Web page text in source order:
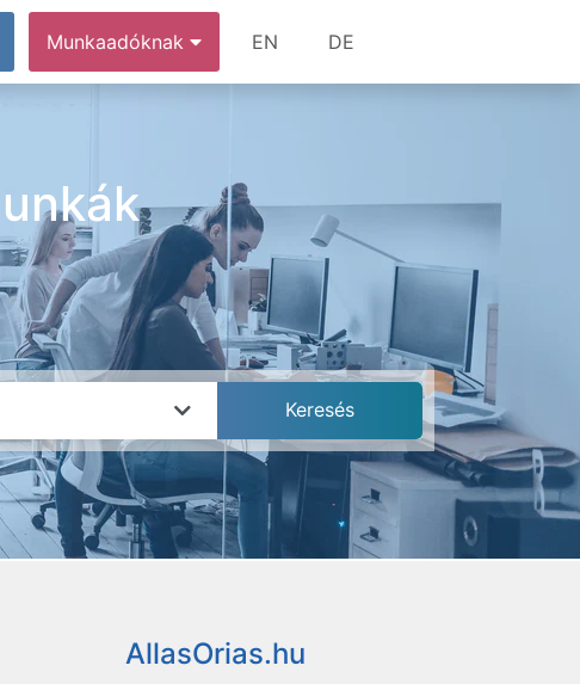
Munkaadóknak EN DE
AllasOrias.hu